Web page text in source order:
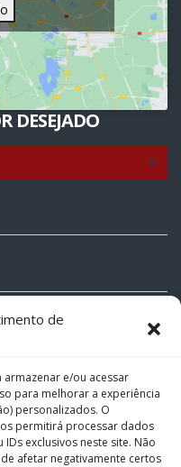
de
e/ou acessar
para melhorar a experiência
personalizados. O
permitirá processar dados
exclusivos neste site. Não
afetar negativamente certos
DESEJADO